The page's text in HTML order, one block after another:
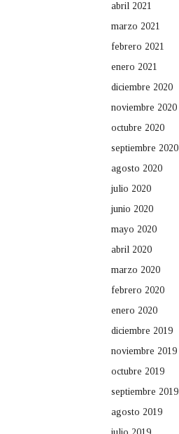
abril 2021
marzo 2021
febrero 2021
enero 2021
diciembre 2020
noviembre 2020
octubre 2020
septiembre 2020
agosto 2020
julio 2020
junio 2020
mayo 2020
abril 2020
marzo 2020
febrero 2020
enero 2020
diciembre 2019
noviembre 2019
octubre 2019
septiembre 2019
agosto 2019